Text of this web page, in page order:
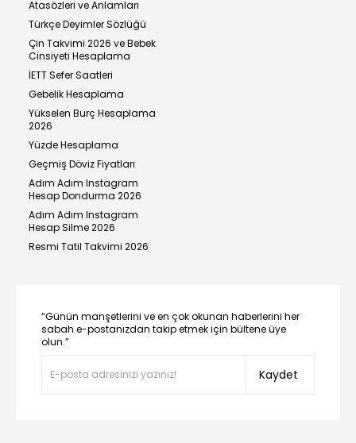
Atasözleri ve Anlamları
Türkçe Deyimler Sözlüğü
Çin Takvimi 2026 ve Bebek
Cinsiyeti Hesaplama
İETT Sefer Saatleri
Gebelik Hesaplama
Yükselen Burç Hesaplama
2026
Yüzde Hesaplama
Geçmiş Döviz Fiyatları
Adım Adım Instagram
Hesap Dondurma 2026
Adım Adım Instagram
Hesap Silme 2026
Resmi Tatil Takvimi 2026
“Günün manşetlerini ve en çok okunan haberlerini her
sabah e-postanızdan takip etmek için bültene üye
olun.”
Kaydet